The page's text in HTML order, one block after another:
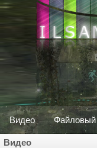
Видео Файловый
Видео